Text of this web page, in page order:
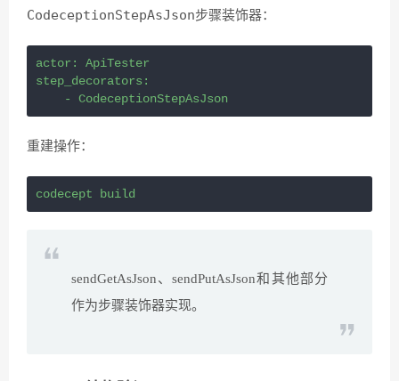
CodeceptionStepAsJson步骤装饰器：
actor: ApiTester
step_decorators:
- CodeceptionStepAsJson
重建操作：
codecept build
sendGetAsJson、sendPutAsJson和其他部分
作为步骤装饰器实现。